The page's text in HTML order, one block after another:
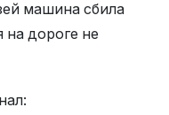
машина сбила
на дороге не